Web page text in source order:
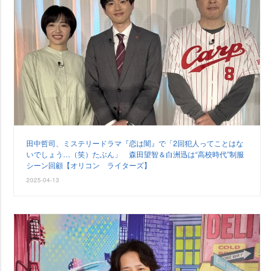
田中哲司、ミステリードラマ『恋は闇』で「2回犯人ってことはな
いでしょう…（笑）たぶん」 森田望智＆白洲迅は“高校時代”制服
シーン回顧【オリコン ライターズ】
2025-04-13